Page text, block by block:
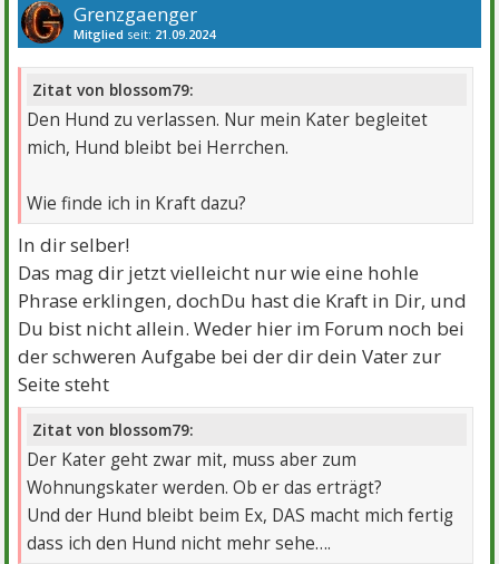
Grenzgaenger
Mitglied seit: 21.09.2024
Zitat von blossom79:
Den Hund zu verlassen. Nur mein Kater begleitet
mich, Hund bleibt bei Herrchen.
Wie finde ich in Kraft dazu?
In dir selber!
Das mag dir jetzt vielleicht nur wie eine hohle
Phrase erklingen, dochDu hast die Kraft in Dir, und
Du bist nicht allein. Weder hier im Forum noch bei
der schweren Aufgabe bei der dir dein Vater zur
Seite steht
Zitat von blossom79:
Der Kater geht zwar mit, muss aber zum
Wohnungskater werden. Ob er das erträgt?
Und der Hund bleibt beim Ex, DAS macht mich fertig
dass ich den Hund nicht mehr sehe….